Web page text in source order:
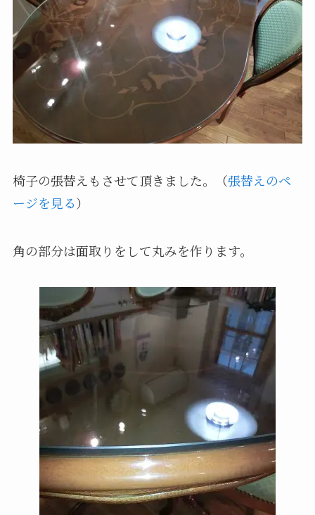
椅子の張替えもさせて頂きました。（張替えのペ
ージを見る）
角の部分は面取りをして丸みを作ります。